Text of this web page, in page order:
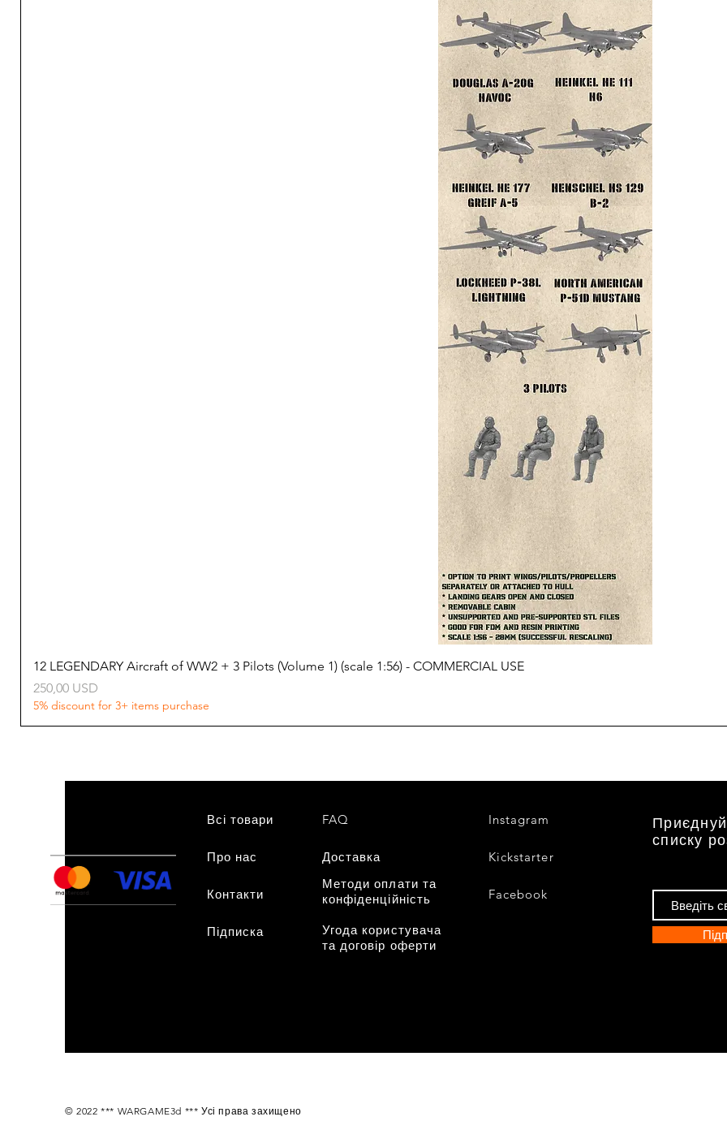
12 LEGENDARY Aircraft of WW2 + 3 Pilots (Volume 1) (scale 1:56) - COMMERCIAL USE
Ціна
250,00 USD
5% discount for 3+ items purchase
Всі товари
Про нас
Контакти
Підписка
FAQ
Доставка
Методи оплати та
конфіденційність
Угода користувача
та договір оферти
Instagram
Kickstarter
Facebook
списку
© 2022 *** WARGAME3d *** Усі права захищено